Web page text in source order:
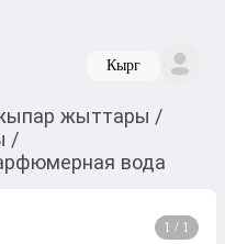
Кырг
жыттары /
/
вода
1 / 1